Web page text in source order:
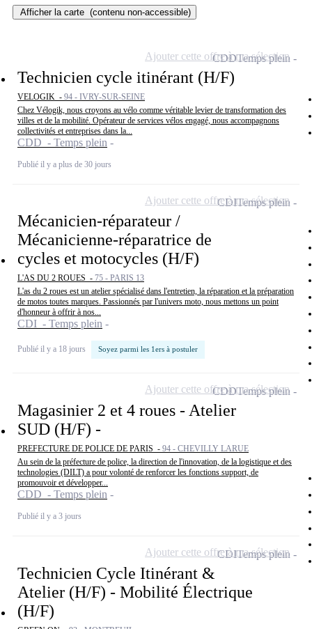
Afficher la carte (contenu non-accessible)
Technicien cycle itinérant (H/F)
VELOGIK - 94 - IVRY-SUR-SEINE
Chez Vélogik, nous croyons au vélo comme véritable levier de transformation des
villes et de la mobilité. Opérateur de services vélos engagé, nous accompagnons
collectivités et entreprises dans la...
CDD - Temps plein
Publié il y a plus de 30 jours
CDDTemps plein
Ajouter cette offre à ma sélection
Mécanicien-réparateur /
Mécanicienne-réparatrice de
cycles et motocycles (H/F)
L'AS DU 2 ROUES - 75 - PARIS 13
L'as du 2 roues est un atelier spécialisé dans l'entretien, la réparation et la préparation
de motos toutes marques. Passionnés par l'univers moto, nous mettons un point
d'honneur à offrir à nos...
CDI - Temps plein
Publié il y a 18 jours Soyez parmi les 1ers à postuler
CDITemps plein
Ajouter cette offre à ma sélection
Magasinier 2 et 4 roues - Atelier
SUD (H/F) -
PREFECTURE DE POLICE DE PARIS - 94 - CHEVILLY LARUE
Au sein de la préfecture de police, la direction de l'innovation, de la logistique et des
technologies (DILT) a pour volonté de renforcer les fonctions support, de
promouvoir et développer...
CDD - Temps plein
Publié il y a 3 jours
CDDTemps plein
Ajouter cette offre à ma sélection
Technicien Cycle Itinérant &
Atelier (H/F) - Mobilité Électrique
(H/F)
CDITemps plein
Ajouter cette offre à ma sélection